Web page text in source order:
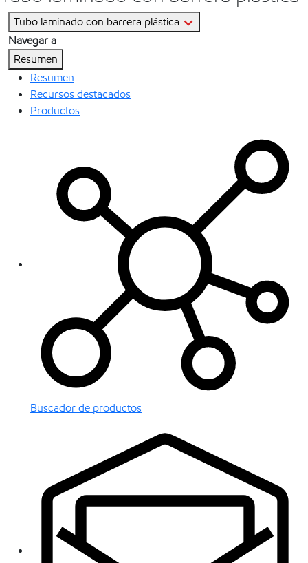
Tubo laminado con barrera plástica
Navegar a
Resumen
Resumen
Recursos destacados
Productos
Buscador de productos